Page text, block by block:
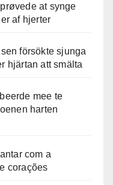
at synge
af hjerter
försökte sjunga
hjärtan att smälta
mee te
harten
com a
corações